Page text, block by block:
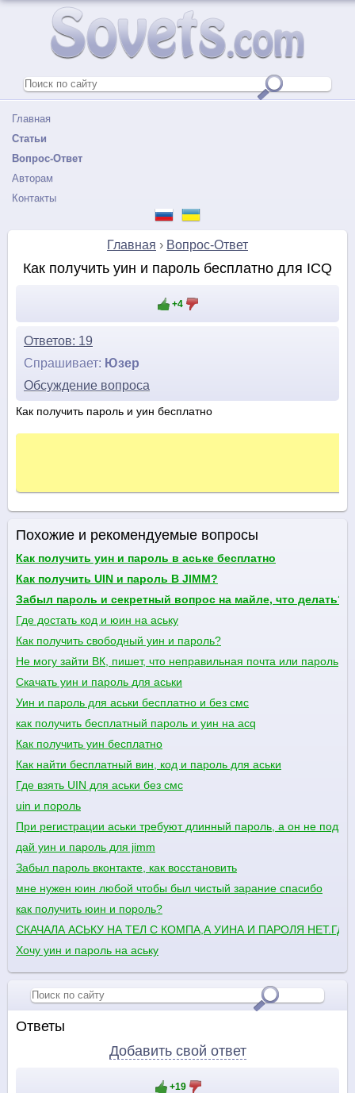
Главная
Статьи
Вопрос-Ответ
Авторам
Контакты
Главная › Вопрос-Ответ
Как получить уин и пароль бесплатно для IСQ
+4
Ответов: 19
Спрашивает: Юзер
Обсуждение вопроса
Как получить пароль и уин бесплатно
Похожие и рекомендуемые вопросы
Как получить уин и пароль в аське бесплатно
Как получить UIN и пароль В JIMM?
Забыл пароль и секретный вопрос на майле, что делать?
Где достать код и юин на аську
Как получить свободный уин и пароль?
Не могу зайти ВК, пишет, что неправильная почта или пароль
Скачать уин и пароль для аськи
Уин и пароль для аськи бесплатно и без смс
как получить бесплатный пароль и уин на acq
Как получить уин бесплатно
Как найти бесплатный вин, код и пароль для аськи
Где взять UIN для аськи без смс
uin и пороль
При регистрации аськи требуют длинный пароль, а он не
дай уин и пароль для jimm
Забыл пароль вконтакте, как восстановить
мне нужен юин любой чтобы был чистый зарание спасибо
как получить юин и пороль?
СКАЧАЛА АСЬКУ НА ТЕЛ С КОМПА,А УИНА И ПАРОЛЯ
Хочу уин и пароль на аську
Ответы
Добавить свой ответ
+19